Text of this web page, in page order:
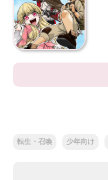
転生・召喚 少年向け